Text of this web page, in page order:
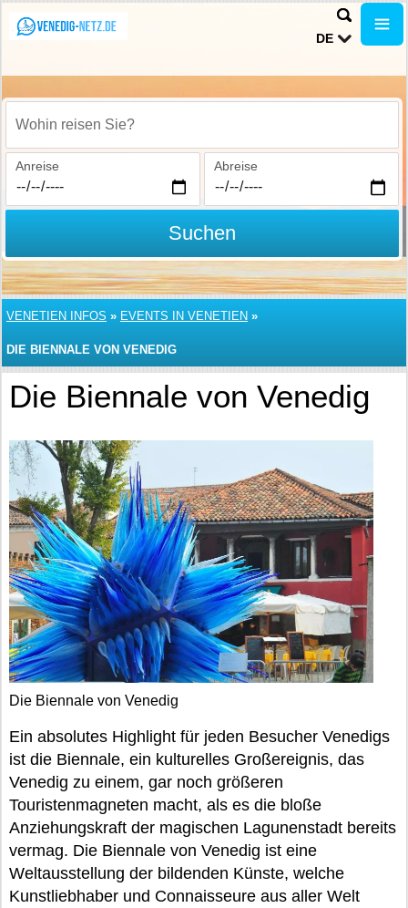
DE
Wohin reisen Sie?
Anreise Abreise
Suchen
VENETIEN INFOS » EVENTS IN VENETIEN »
DIE BIENNALE VON VENEDIG
Die Biennale von Venedig
Die Biennale von Venedig
Ein absolutes Highlight für jeden Besucher Venedigs
ist die Biennale, ein kulturelles Großereignis, das
Venedig zu einem, gar noch größeren
Touristenmagneten macht, als es die bloße
Anziehungskraft der magischen Lagunenstadt bereits
vermag. Die Biennale von Venedig ist eine
Weltausstellung der bildenden Künste, welche
Kunstliebhaber und Connaisseure aus aller Welt